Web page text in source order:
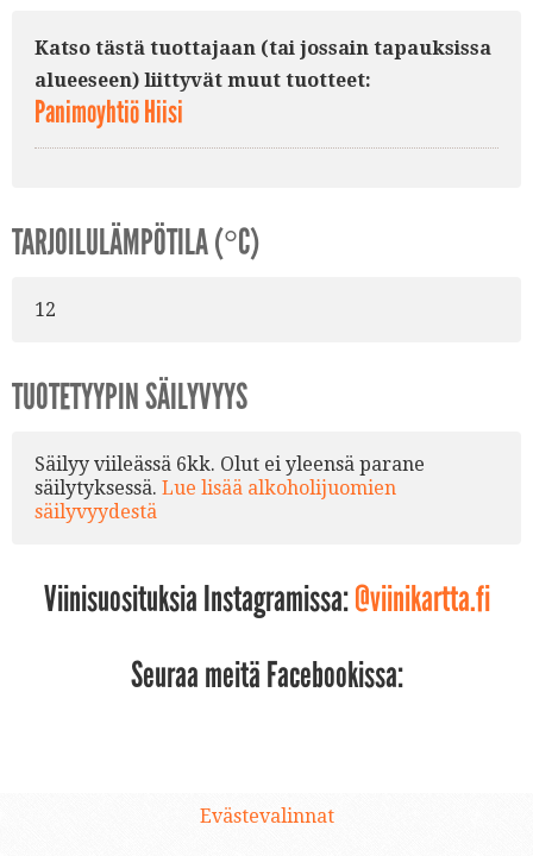
Katso tästä tuottajaan (tai jossain tapauksissa
alueeseen) liittyvät muut tuotteet:
Panimoyhtiö Hiisi
TARJOILULÄMPÖTILA (°C)
12
TUOTETYYPIN SÄILYVYYS
Säilyy viileässä 6kk. Olut ei yleensä parane
säilytyksessä. Lue lisää alkoholijuomien
säilyvyydestä
Viinisuosituksia Instagramissa:@viinikartta.fi
Seuraa meitä Facebookissa:
Evästevalinnat